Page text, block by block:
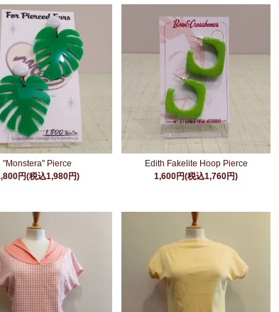
"Monstera" Pierce
円(税込1,980円)
Edith Fakelite Hoop Pierce
1,600円(税込1,760円)